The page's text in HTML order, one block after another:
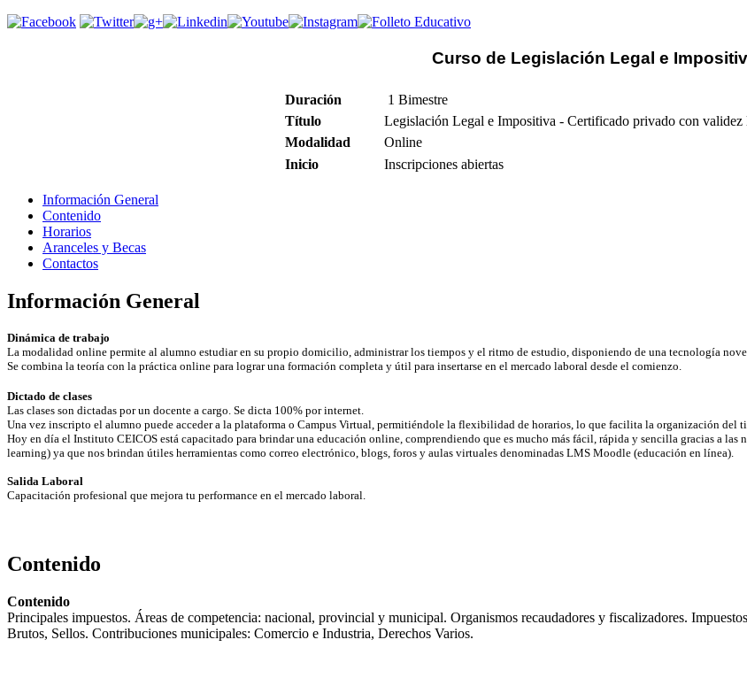
Curso de Legislación Legal e
Duración
1 Bimestre
Título
Legislación Legal e Impositiva - Certificado privado con validez
Modalidad
Online
Inicio
Inscripciones abiertas
Información General
Contenido
Horarios
Aranceles y Becas
Contactos
Información General
Dinámica de trabajo
La modalidad online permite al alumno estudiar en su propio domicilio, administrar los tiempos y el ritmo de estudio, disponiendo de una tecnología
Se combina la teoría con la práctica online para lograr una formación completa y útil para insertarse en el mercado laboral desde el comienzo.
Dictado de clases
Las clases son dictadas por un docente a cargo. Se dicta 100% por internet.
Una vez inscripto el alumno puede acceder a la plataforma o Campus Virtual, permitiéndole la flexibilidad de horarios, lo que facilita la organización del
Hoy en día el Instituto CEICOS está capacitado para brindar una educación online, comprendiendo que es mucho más fácil, rápida y sencilla gracias a
learning) ya que nos brindan útiles herramientas como correo electrónico, blogs, foros y aulas virtuales denominadas LMS Moodle (educación en línea).
Salida Laboral
Capacitación profesional que mejora tu performance en el mercado laboral.
Contenido
Contenido
Principales impuestos. Áreas de competencia: nacional, provincial y municipal. Organismos recaudadores y fiscalizadores.
Brutos, Sellos. Contribuciones municipales: Comercio e Industria, Derechos Varios.